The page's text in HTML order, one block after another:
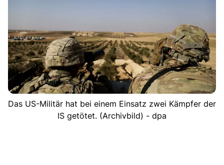
Das US-Militär hat bei einem Einsatz zwei Kämpfer der
IS getötet. (Archivbild) - dpa